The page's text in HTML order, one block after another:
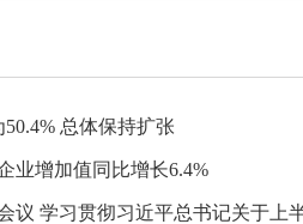
总体保持扩张
业增加值同比增长6.4%
习近平总书记关于上半年经济形势和做好下半年经